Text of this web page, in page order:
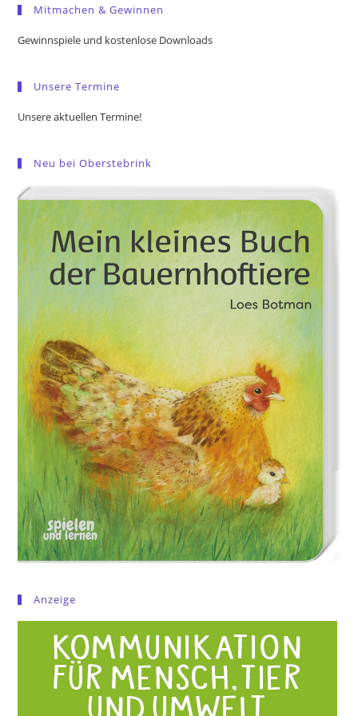
Mitmachen & Gewinnen
Gewinnspiele und kostenlose Downloads
Unsere Termine
Unsere aktuellen Termine!
Neu bei Oberstebrink
Anzeige